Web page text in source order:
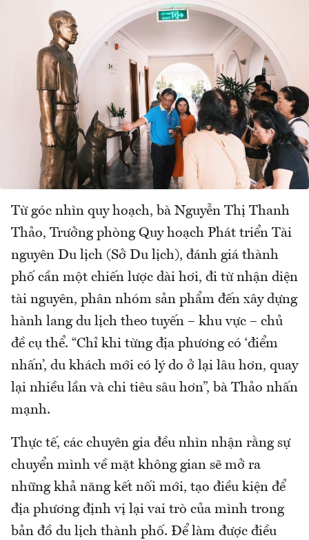
Từ góc nhìn quy hoạch, bà Nguyễn Thị Thanh
Thảo, Trưởng phòng Quy hoạch Phát triển Tài
nguyên Du lịch (Sở Du lịch), đánh giá thành
phố cần một chiến lược dài hơi, đi từ nhận diện
tài nguyên, phân nhóm sản phẩm đến xây dựng
hành lang du lịch theo tuyến – khu vực – chủ
đề cụ thể. “Chỉ khi từng địa phương có ‘điểm
nhấn’, du khách mới có lý do ở lại lâu hơn, quay
lại nhiều lần và chi tiêu sâu hơn”, bà Thảo nhấn
mạnh.
Thực tế, các chuyên gia đều nhìn nhận rằng sự
chuyển mình về mặt không gian sẽ mở ra
những khả năng kết nối mới, tạo điều kiện để
địa phương định vị lại vai trò của mình trong
bản đồ du lịch thành phố. Để làm được điều